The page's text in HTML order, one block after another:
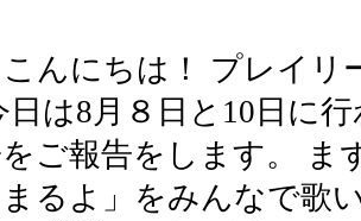
んにちは！ プレイリ
日は8月８日と10日に
ご報告をします。 ま
るよ」をみんなで歌